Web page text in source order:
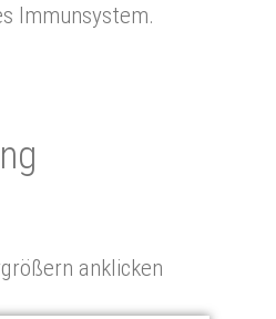
Immunsystem.
anklicken